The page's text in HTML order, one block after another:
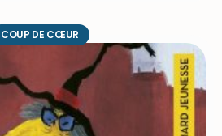
COUP DE CŒUR